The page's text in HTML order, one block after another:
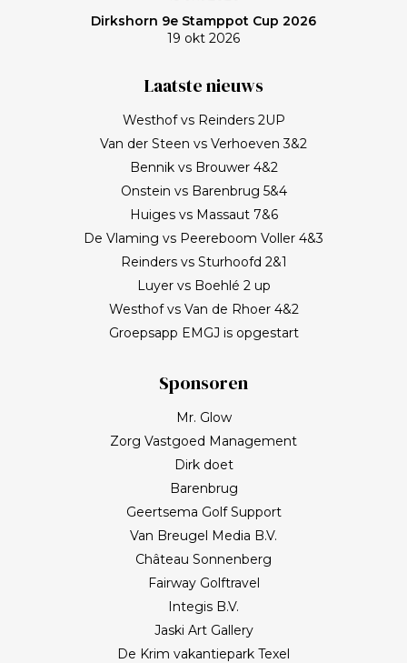
Dirkshorn 9e Stamppot Cup 2026
19 okt 2026
Laatste nieuws
Westhof vs Reinders 2UP
Van der Steen vs Verhoeven 3&2
Bennik vs Brouwer 4&2
Onstein vs Barenbrug 5&4
Huiges vs Massaut 7&6
De Vlaming vs Peereboom Voller 4&3
Reinders vs Sturhoofd 2&1
Luyer vs Boehlé 2 up
Westhof vs Van de Rhoer 4&2
Groepsapp EMGJ is opgestart
Sponsoren
Mr. Glow
Zorg Vastgoed Management
Dirk doet
Barenbrug
Geertsema Golf Support
Van Breugel Media B.V.
Château Sonnenberg
Fairway Golftravel
Integis B.V.
Jaski Art Gallery
De Krim vakantiepark Texel